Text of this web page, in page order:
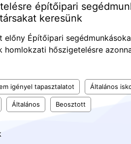
építőipari
keresünk
előny Építőipari
homlokzati hőszigetelésre
igényel tapasztalatot Általános
Általános Beosztott